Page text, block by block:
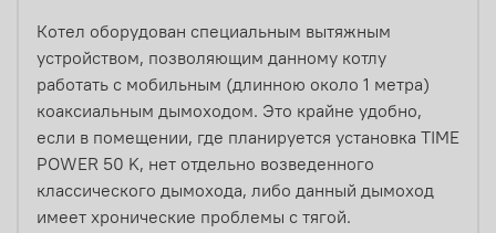
Котел оборудован специальным вытяжным
устройством, позволяющим данному котлу
работать с мобильным (длинною около 1 метра)
коаксиальным дымоходом. Это крайне удобно,
если в помещении, где планируется установка TIME
POWER 50 K, нет отдельно возведенного
классического дымохода, либо данный дымоход
имеет хронические проблемы с тягой.